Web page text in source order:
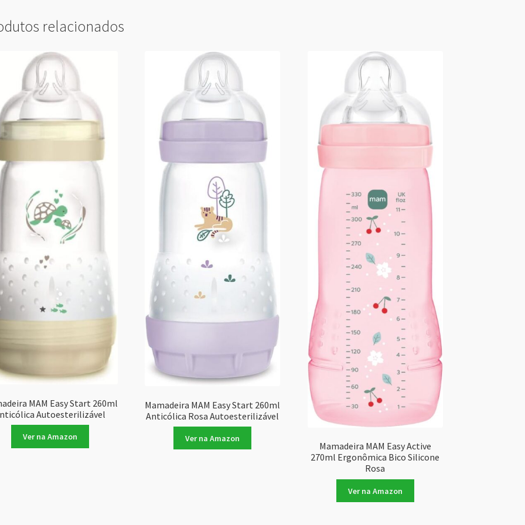
relacionados
MAM Easy Start 260ml
Autoesterilizável
Ver na Amazon
Mamadeira MAM Easy Start 260ml
Anticólica Rosa Autoesterilizável
Ver na Amazon
Mamadeira MAM Easy Active
270ml Ergonômica Bico Silicone
Rosa
Ver na Amazon